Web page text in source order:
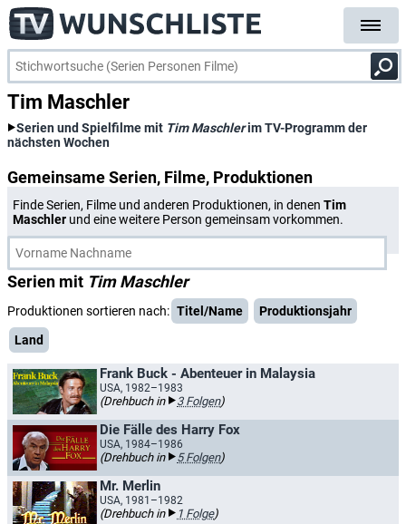
Tim Maschler
Serien und Spielfilme mit Tim Maschlerim TV-Programm der
nächsten Wochen
Gemeinsame Serien, Filme, Produktionen
Finde Serien, Filme und anderen Produktionen, in denen Tim
Maschler und eine weitere Person gemeinsam vorkommen.
Serien mit Tim Maschler
Produktionen sortieren nach: Titel/Name
Produktionsjahr
Land
Frank Buck - Abenteuer in Malaysia
USA, 1982–1983
(Drehbuch in 3 Folgen)
Die Fälle des Harry Fox
USA, 1984–1986
(Drehbuch in 5 Folgen)
Mr. Merlin
USA, 1981–1982
(Drehbuch in 1 Folge)